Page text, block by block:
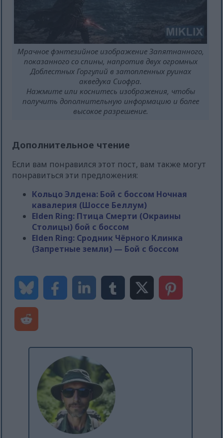
Мрачное фэнтезийное изображение Запятнанного,
показанного со спины, напротив двух огромных
Доблестных Горгулий в затопленных руинах
акведука Сиофра.
Нажмите или коснитесь изображения, чтобы
получить дополнительную информацию и более
высокое разрешение.
Дополнительное чтение
Если вам понравился этот пост, вам также могут
понравиться эти предложения:
Кольцо Элдена: Бой с боссом Ночная
кавалерия (Шоссе Беллум)
Elden Ring: Птица Смерти (Окраины
Столицы) бой с боссом
Elden Ring: Сродник Чёрного Клинка
(Запретные земли) — Бой с боссом